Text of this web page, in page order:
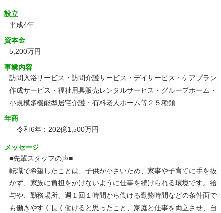
設立
平成4年
資本金
5,200万円
事業内容
訪問入浴サービス・訪問介護サービス・デイサービス・ケアプラン
作成サービス・福祉用具販売レンタルサービス・グループホーム・
小規模多機能型居宅介護・有料老人ホーム等２５種類
年商
令和6年：202億1,500万円
メッセージ
■先輩スタッフの声■
転職で希望したことは、子供が小さいため、家事や子育てに手を抜
かず、家族に負担をかけないように仕事を続けられる環境です。給
与や、勤務場所、週１回１時間から働ける勤務時間などの条件面で
も働きやすく長く働けると思ったこと、家庭と仕事を両立させ、自